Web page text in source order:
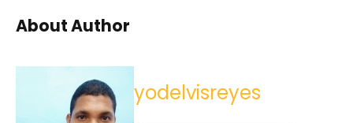
About Author
yodelvisreyes